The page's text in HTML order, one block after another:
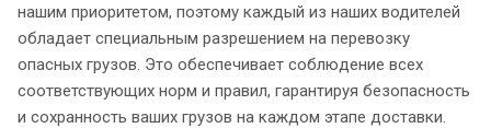
нашим приоритетом, поэтому каждый из наших водителей
обладает специальным разрешением на перевозку
опасных грузов. Это обеспечивает соблюдение всех
соответствующих норм и правил, гарантируя безопасность
и сохранность ваших грузов на каждом этапе доставки.